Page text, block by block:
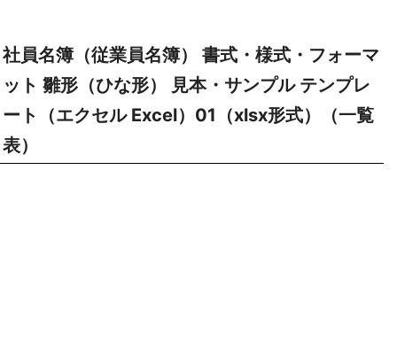
社員名簿（従業員名簿） 書式・様式・フォーマ
ット 雛形（ひな形） 見本・サンプル テンプレ
ート（エクセル Excel）01（xlsx形式）（一覧
表）